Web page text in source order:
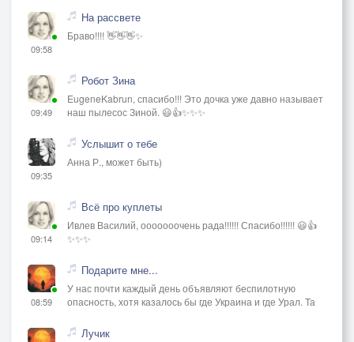
09:58
На рассвете
Браво!!!! 👋👋👋✨
09:49
Робот Зина
EugeneKabrun, спасибо!!! Это дочка уже давно называет
наш пылесос Зиной. 😃👍✨✨✨
09:35
Услышит о тебе
Анна Р., может быть)
09:14
Всё про куплеты
Ивлев Василий, ооооооочень рада!!!!!! Спасибо!!!!!! 😃👍
✨✨✨
08:59
Подарите мне...
У нас почти каждый день объявляют беспилотную
опасность, хотя казалось бы где Украина и где Урал. Та
Лучик